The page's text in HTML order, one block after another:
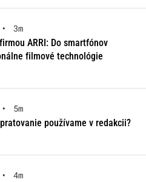
•
3m
ARRI: Do smartfónov
filmové technológie
•
5m
používame v redakcii?
•
4m